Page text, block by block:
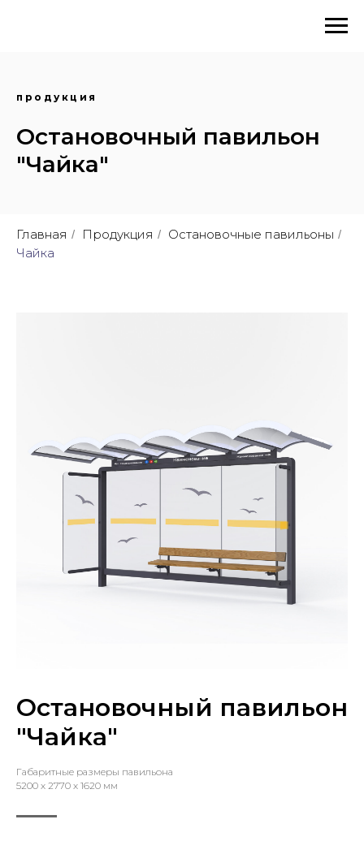
продукция
Остановочный павильон
"Чайка"
Главная / Продукция / Остановочные павильоны /
Чайка
Остановочный павильон
"Чайка"
Габаритные размеры павильона
5200 х 2770 х 1620 мм